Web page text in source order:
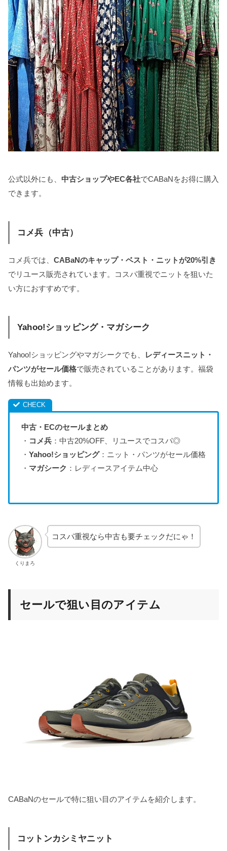
公式以外にも、 中古ショップやEC各社でCABaNをお得に購入
できます。
コメ兵（中古）
コメ兵では、 CABaNのキャップ・ベスト・ニットが20%引き
でリユース販売されています。コスパ重視でニットを狙いた
い方におすすめです。
Yahoo!ショッピング・マガシーク
Yahoo!ショッピングやマガシークでも、
レディースニット・
パンツがセール価格で販売されていることがあります。福袋
情報も出始めます。
中古・ECのセールまとめ
・ コメ兵：中古20%OFF、リユースでコスパ◎
・ Yahoo!ショッピング：ニット・パンツがセール価格
・ マガシーク ：レディースアイテム中心
くりまろ
コスパ重視なら中古も要チェックだにゃ！
セールで狙い目のアイテム
CABaNのセールで特に狙い目のアイテムを紹介します。
コットンカシミヤニット